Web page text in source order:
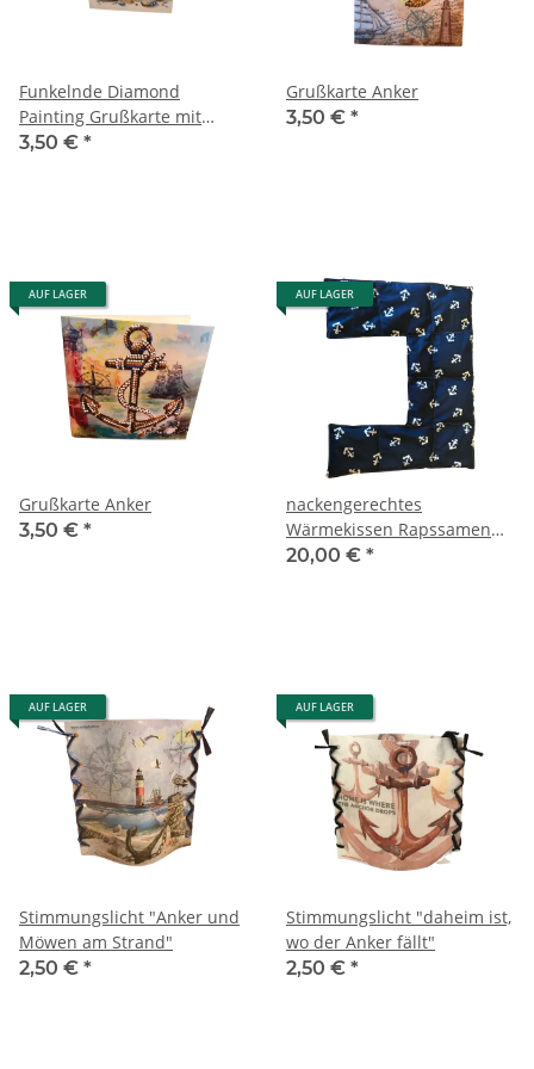
Funkelnde Diamond
Painting Grußkarte mit
maritimer Möwe am Strand
3,50 € *
Grußkarte Anker
3,50 € *
AUF LAGER
Grußkarte Anker
3,50 € *
AUF LAGER
nackengerechtes
Wärmekissen Rapssamen
RNXXL14 "Anker""
20,00 € *
AUF LAGER
Stimmungslicht "Anker und
Möwen am Strand"
2,50 € *
AUF LAGER
Stimmungslicht "daheim ist,
wo der Anker fällt"
2,50 € *